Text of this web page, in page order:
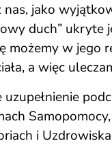
jako
duch” ukryte
możemy w jego
a więc
i